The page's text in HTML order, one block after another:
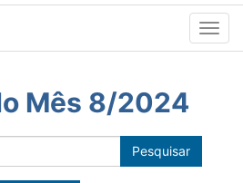
Mês 8/2024
Pesquisar